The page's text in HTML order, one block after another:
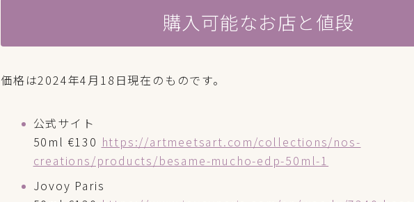
購入可能なお店と値段
価格は2024年4月18日現在のものです。
公式サイト
50ml €130 https://artmeetsart.com/collections/nos-
creations/products/besame-mucho-edp-50ml-1
Jovoy Paris